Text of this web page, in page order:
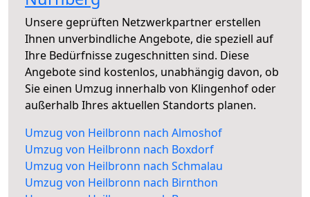
Unsere geprüften Netzwerkpartner erstellen
Ihnen unverbindliche Angebote, die speziell auf
Ihre Bedürfnisse zugeschnitten sind. Diese
Angebote sind kostenlos, unabhängig davon, ob
Sie einen Umzug innerhalb von Klingenhof oder
außerhalb Ihres aktuellen Standorts planen.
Umzug von Heilbronn nach Almoshof
Umzug von Heilbronn nach Boxdorf
Umzug von Heilbronn nach Schmalau
Umzug von Heilbronn nach Birnthon